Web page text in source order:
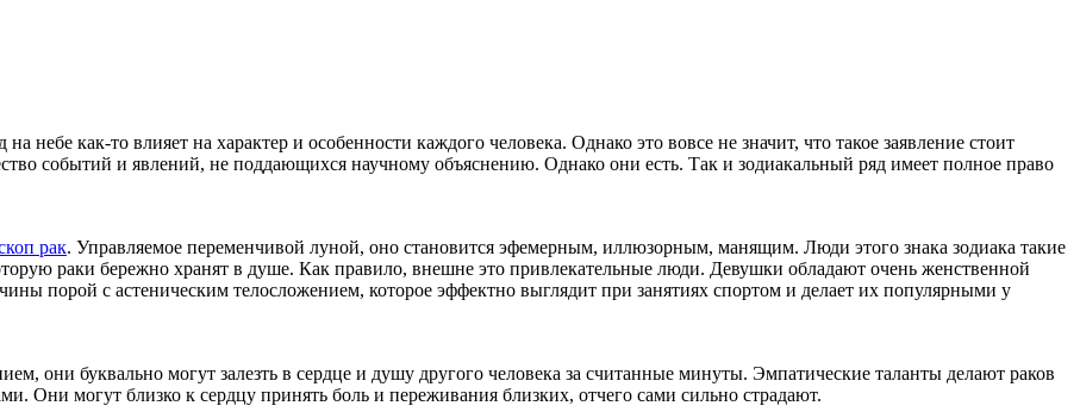
небе как-то влияет на характер и особенности каждого человека. Однако это вовсе не значит, что такое заявление стоит
событий и явлений, не поддающихся научному объяснению. Однако они есть. Так и зодиакальный ряд имеет полное право
рак. Управляемое переменчивой луной, оно становится эфемерным, иллюзорным, манящим. Люди этого знака зодиака такие
раки бережно хранят в душе. Как правило, внешне это привлекательные люди. Девушки обладают очень женственной
порой с астеническим телосложением, которое эффектно выглядит при занятиях спортом и делает их популярными у
они буквально могут залезть в сердце и душу другого человека за считанные минуты. Эмпатические таланты делают раков
Они могут близко к сердцу принять боль и переживания близких, отчего сами сильно страдают.